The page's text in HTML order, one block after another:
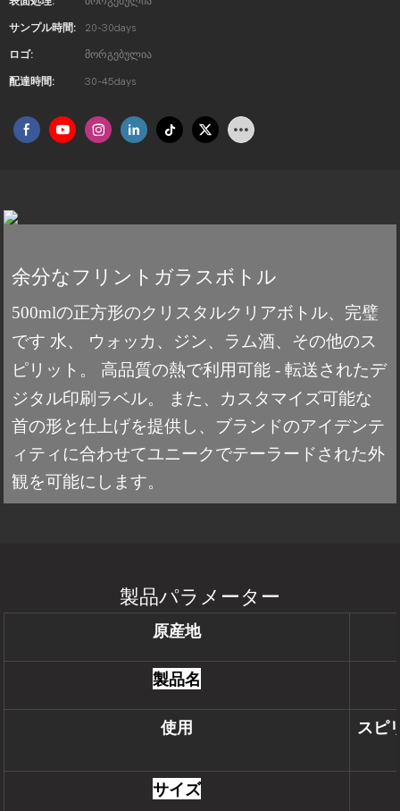
サンプル時間: 20-30days
ロゴ: მორგებულია
配達時間: 30-45days
余分なフリントガラスボトル
500mlの正方形のクリスタルクリアボトル、完璧
です 水、 ウォッカ、ジン、ラム酒、その他のス
ピリット。 高品質の熱で利用可能 - 転送されたデ
ジタル印刷ラベル。 また、カスタマイズ可能な
首の形と仕上げを提供し、ブランドのアイデンテ
ィティに合わせてユニークでテーラードされた外
観を可能にします。
製品パラメーター
原産地
製品名
使用 スピ
サイズ